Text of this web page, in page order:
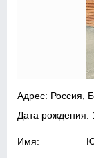
Адрес: Россия,
Дата рождения:
Имя: